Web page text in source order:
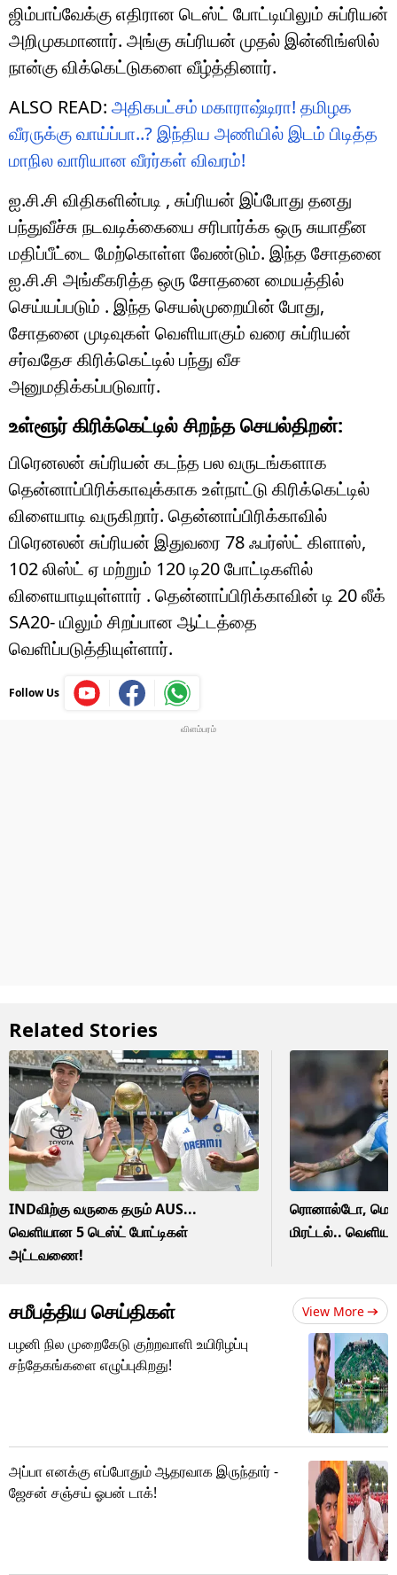
ஜிம்பாப்வேக்கு எதிரான டெஸ்ட் போட்டியிலும் சுப்ரியன்
அறிமுகமானார். அங்கு சுப்ரியன் முதல் இன்னிங்ஸில்
நான்கு விக்கெட்டுகளை வீழ்த்தினார்.
ALSO READ: அதிகபட்சம் மகாராஷ்டிரா! தமிழக
வீரருக்கு வாய்ப்பா..? இந்திய அணியில் இடம் பிடித்த
மாநில வாரியான வீரர்கள் விவரம்!
ஐ.சி.சி விதிகளின்படி , சுப்ரியன் இப்போது தனது
பந்துவீச்சு நடவடிக்கையை சரிபார்க்க ஒரு சுயாதீன
மதிப்பீட்டை மேற்கொள்ள வேண்டும். இந்த சோதனை
ஐ.சி.சி அங்கீகரித்த ஒரு சோதனை மையத்தில்
செய்யப்படும் . இந்த செயல்முறையின் போது,
சோதனை முடிவுகள் வெளியாகும் வரை சுப்ரியன்
சர்வதேச கிரிக்கெட்டில் பந்து வீச
அனுமதிக்கப்படுவார்.
உள்ளூர் கிரிக்கெட்டில் சிறந்த செயல்திறன்:
பிரெனலன் சுப்ரியன் கடந்த பல வருடங்களாக
தென்னாப்பிரிக்காவுக்காக உள்நாட்டு கிரிக்கெட்டில்
விளையாடி வருகிறார். தென்னாப்பிரிக்காவில்
பிரெனலன் சுப்ரியன் இதுவரை 78 ஃபர்ஸ்ட் கிளாஸ்,
102 லிஸ்ட் ஏ மற்றும் 120 டி20 போட்டிகளில்
விளையாடியுள்ளார் . தென்னாப்பிரிக்காவின் டி 20 லீக்
SA20- யிலும் சிறப்பான ஆட்டத்தை
வெளிப்படுத்தியுள்ளார்.
Follow Us
Related Stories
INDவிற்கு வருகை தரும் AUS...
வெளியான 5 டெஸ்ட் போட்டிகள்
அட்டவணை!
ரொனால்டோ,
மிரட்டல்..
சமீபத்திய செய்திகள் View More
பழனி நில முறைகேடு குற்றவாளி உயிரிழப்பு
சந்தேகங்களை எழுப்புகிறது!
அப்பா எனக்கு எப்போதும் ஆதரவாக இருந்தார் -
ஜேசன் சஞ்சய் ஓபன் டாக்!